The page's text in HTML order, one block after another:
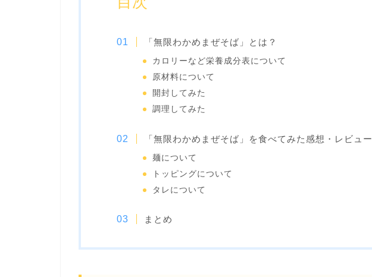
「無限わかめまぜそば」とは？
カロリーなど栄養成分表について
原材料について
開封してみた
調理してみた
「無限わかめまぜそば」を食べてみた感想・レビュー
麺について
トッピングについて
タレについて
まとめ